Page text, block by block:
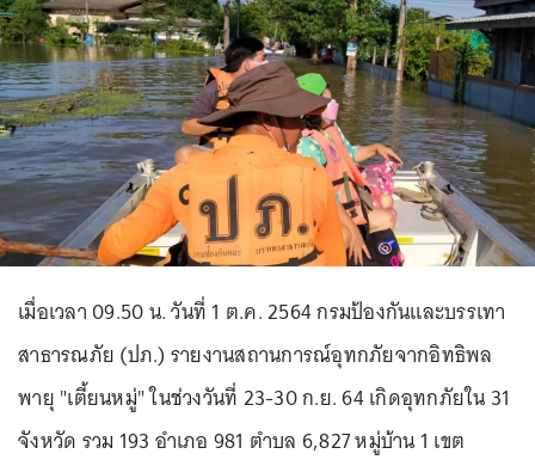
เมื่อเวลา 09.50 น. วันที่ 1 ต.ค. 2564 กรมป้องกันและบรรเทา
สาธารณภัย (ปภ.) รายงานสถานการณ์อุทกภัยจากอิทธิพล
พายุ "เตี้ยนหมู่" ในช่วงวันที่ 23-30 ก.ย. 64 เกิดอุทกภัยใน 31
จังหวัด รวม 193 อำเภอ 981 ตำบล 6,827 หมู่บ้าน 1 เขต